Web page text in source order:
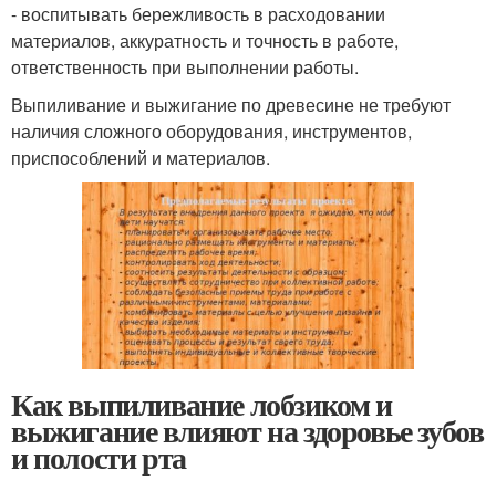
- воспитывать бережливость в расходовании
материалов, аккуратность и точность в работе,
ответственность при выполнении работы.
Выпиливание и выжигание по древесине не требуют
наличия сложного оборудования, инструментов,
приспособлений и материалов.
Как выпиливание лобзиком и
выжигание влияют на здоровье зубов
и полости рта